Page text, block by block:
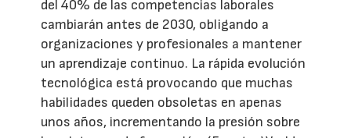
del 40% de las competencias laborales
cambiarán antes de 2030, obligando a
organizaciones y profesionales a mantener
un aprendizaje continuo. La rápida evolución
tecnológica está provocando que muchas
habilidades queden obsoletas en apenas
unos años, incrementando la presión sobre